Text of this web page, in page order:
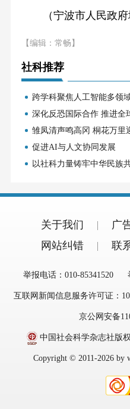
（宁波市人民政府
【编辑：常畅】
社科推荐
跨学科聚焦人工智能多领
深化反恐国际合作 推进全
雏凤清声鸣高冈 桐花万里
促进AI与人文协同发展
以社科力量铸牢中华民族
关于我们 广
网站纠错
联
举报电话：010-85341520
互联网新闻信息服务许可证：
京公网安备
中国社会科学杂志社版
Copyright © 2011-2026 by